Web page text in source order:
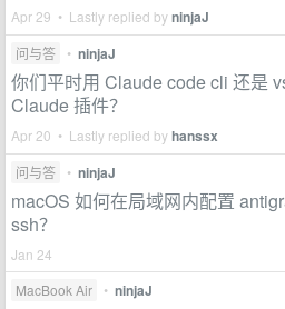
Apr 29 • Lastly replied byninjaJ
问与答 • ninjaJ
你们平时用 Claude code cli 还是
Claude 插件？
Apr 20 • Lastly replied byhanssx
问与答 • ninjaJ
macOS 如何在局域网内配置
ssh？
Jan 24
MacBook Air
• ninjaJ